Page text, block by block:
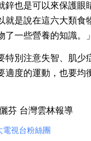
鋅也是可以來保護眼
就是說在這六大類食
一些營養的知識。」
特別注意失智、肌少
適度的運動，也要均
芬 台灣雲林報導
電視台粉絲團